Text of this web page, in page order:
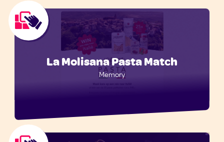
La Molisana Pasta Match
Memory